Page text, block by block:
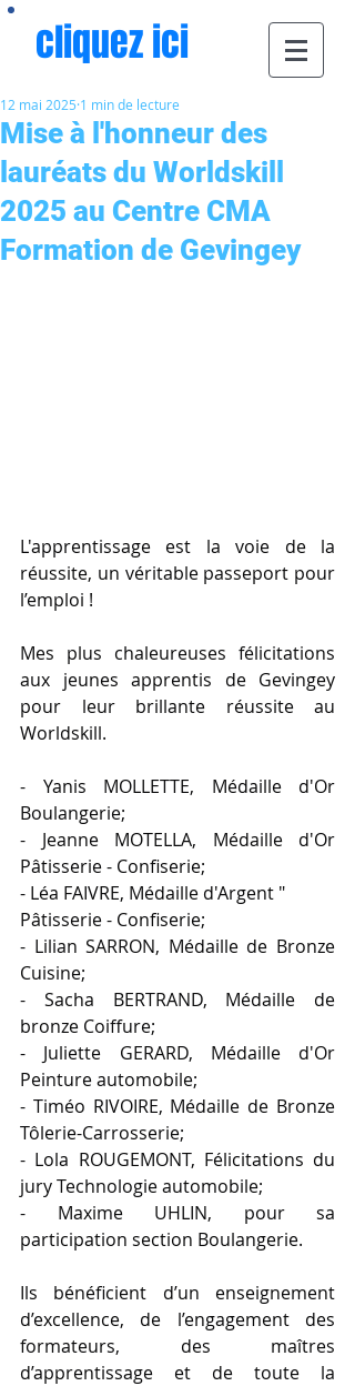
cliquez ici
Mise à l'honneur des
lauréats du Worldskill
2025 au Centre CMA
Formation de Gevingey
12 mai 2025 1 min de lecture
L'apprentissage est la voie de la
réussite, un véritable passeport pour
l’emploi !
Mes plus chaleureuses félicitations
aux jeunes apprentis de Gevingey
pour leur brillante réussite au
Worldskill.
- Yanis MOLLETTE, Médaille d'Or
Boulangerie;
- Jeanne MOTELLA, Médaille d'Or
Pâtisserie - Confiserie;
- Léa FAIVRE, Médaille d'Argent "
Pâtisserie - Confiserie;
- Lilian SARRON, Médaille de Bronze
Cuisine;
- Sacha BERTRAND, Médaille de
bronze Coiffure;
- Juliette GERARD, Médaille d'Or
Peinture automobile;
- Timéo RIVOIRE, Médaille de Bronze
Tôlerie-Carrosserie;
- Lola ROUGEMONT, Félicitations du
jury Technologie automobile;
- Maxime UHLIN, pour sa
participation section Boulangerie.
Ils bénéficient d’un enseignement
d’excellence, de l’engagement des
formateurs, des maîtres
d’apprentissage et de toute la